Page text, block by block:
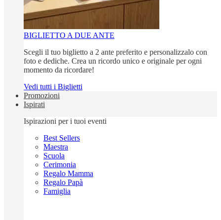
BIGLIETTO A DUE ANTE
Scegli il tuo biglietto a 2 ante preferito e personalizzalo con
foto e dediche. Crea un ricordo unico e originale per ogni
momento da ricordare!
Vedi tutti i Biglietti
Promozioni
Ispirati
Ispirazioni per i tuoi eventi
Best Sellers
Maestra
Scuola
Cerimonia
Regalo Mamma
Regalo Papà
Famiglia